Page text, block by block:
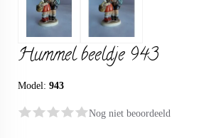
Hummel beeldje 943
Model: 943
Nog niet beoordeeld